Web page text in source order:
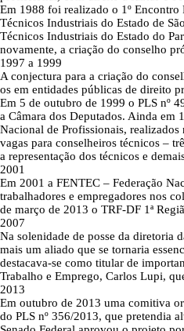
Em 1988 foi realizado o 1º Encontro
Técnicos Industriais do Estado de
Técnicos Industriais do Estado do
novamente, a criação do conselho
1997 a 1999
A conjectura para a criação do
os em entidades públicas de direito
Em 5 de outubro de 1999 o PLS nº
a Câmara dos Deputados. Ainda em
Nacional de Profissionais,
vagas para conselheiros técnicos –
a representação dos técnicos e
2001
Em 2001 a FENTEC – Federação
trabalhadores e empregadores nos
de março de 2013 o TRF-DF 1ª
2007
Na solenidade de posse da diretoria
mais um aliado que se tornaria
destacava-se como titular de
Trabalho e Emprego, Carlos Lupi,
2013
Em outubro de 2013 uma comitiva
do PLS nº 356/2013, que pretendia